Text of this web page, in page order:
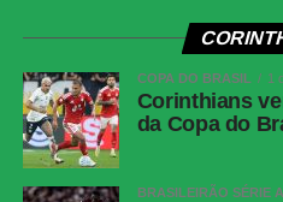
Twitter
Messenger
LinkedIn
COPA DO BRASIL 1
Corinthians
da Copa do
BRASILEIRÃO SÉRIE A